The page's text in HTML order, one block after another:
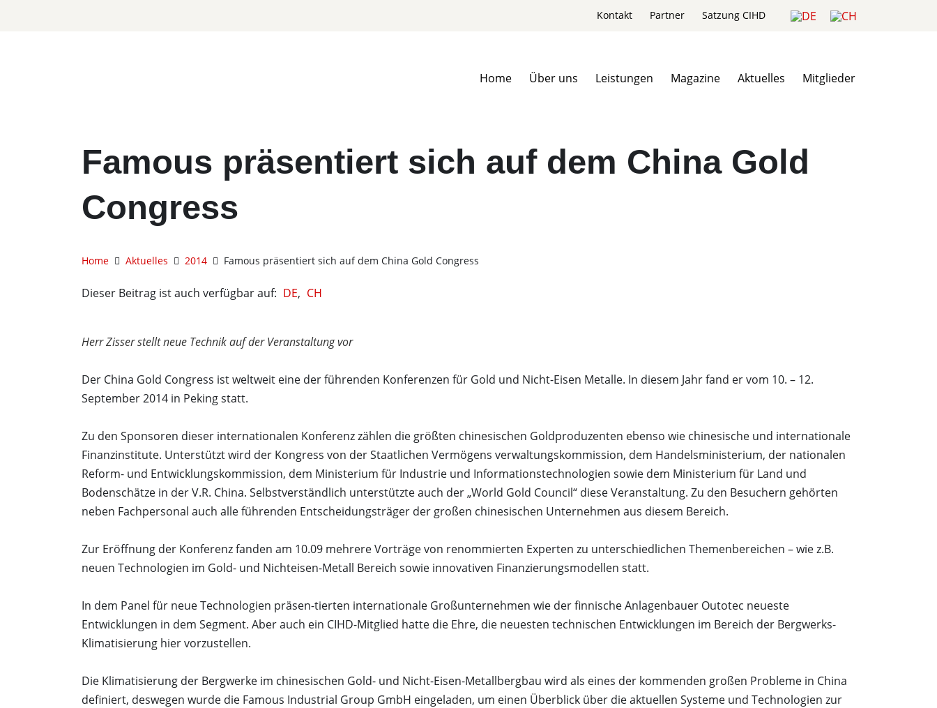
Kontakt Partner Satzung CIHD
Home Über uns Leistungen Magazine Aktuelles Mitglieder
Famous präsentiert sich auf dem China Gold
Congress
Home Aktuelles 2014 Famous präsentiert sich auf dem China Gold Congress
Dieser Beitrag ist auch verfügbar auf: DE CH
Herr Zisser stellt neue Technik auf der Veranstaltung vor
Der China Gold Congress ist weltweit eine der führenden Konferenzen für Gold und Nicht-Eisen Metalle. In diesem Jahr fand er vom 10. – 12.
September 2014 in Peking statt.
Zu den Sponsoren dieser internationalen Konferenz zählen die größten chinesischen Goldproduzenten ebenso wie chinesische und internationale
Finanzinstitute. Unterstützt wird der Kongress von der Staatlichen Vermögens verwaltungskommission, dem Handelsministerium, der nationalen
Reform- und Entwicklungskommission, dem Ministerium für Industrie und Informationstechnologien sowie dem Ministerium für Land und
Bodenschätze in der V.R. China. Selbstverständlich unterstützte auch der „World Gold Council“ diese Veranstaltung. Zu den Besuchern gehörten
neben Fachpersonal auch alle führenden Entscheidungsträger der großen chinesischen Unternehmen aus diesem Bereich.
Zur Eröffnung der Konferenz fanden am 10.09 mehrere Vorträge von renommierten Experten zu unterschiedlichen Themenbereichen – wie z.B.
neuen Technologien im Gold- und Nichteisen-Metall Bereich sowie innovativen Finanzierungsmodellen statt.
In dem Panel für neue Technologien präsen-tierten internationale Großunternehmen wie der finnische Anlagenbauer Outotec neueste
Entwicklungen in dem Segment. Aber auch ein CIHD-Mitglied hatte die Ehre, die neuesten technischen Entwicklungen im Bereich der Bergwerks-
Klimatisierung hier vorzustellen.
Die Klimatisierung der Bergwerke im chinesischen Gold- und Nicht-Eisen-Metallbergbau wird als eines der kommenden großen Probleme in China
definiert, deswegen wurde die Famous Industrial Group GmbH eingeladen, um einen Überblick über die aktuellen Systeme und Technologien zur